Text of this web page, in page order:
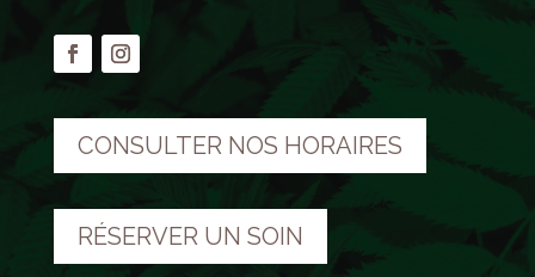
CONSULTER NOS HORAIRES
RÉSERVER UN SOIN